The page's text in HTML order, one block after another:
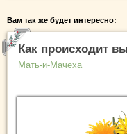
Вам так же будет интересно:
Как происходит
Мать-и-Мачеха